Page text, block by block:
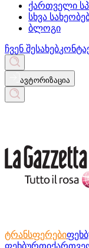
ქართველი
სხვა
ბლოგი
ჩვენ შესახებ
ავტორიზაცია
ტრანსფერები
ფეხბურთი